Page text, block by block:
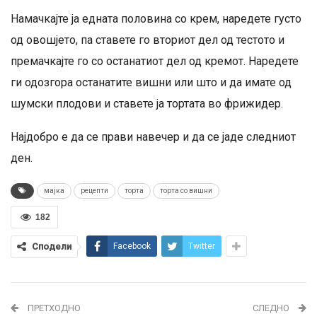
Намачкајте ја едната половина со крем, наредете густо
од овошјето, па ставете го вториот дел од тестото и
премачкајте го со останатиот дел од кремот. Наредете
ги одозгора останатите вишни или што и да имате од
шумски плодови и ставете ја тортата во фрижидер.
Најдобро е да се прави навечер и да се јаде следниот
ден.
мајка рецепти торта торта со вишни
182
Сподели Facebook Twitter
ПРЕТХОДНО СЛЕДНО